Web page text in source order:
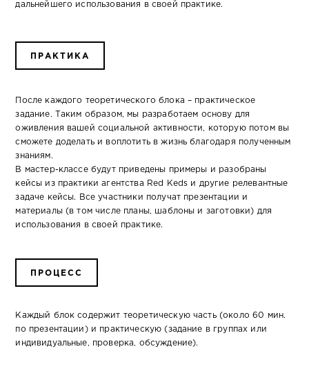
дальнейшего использования в своей практике.
ПРАКТИКА
После каждого теоретического блока – практическое
задание. Таким образом, мы разработаем основу для
оживления вашей социальной активности, которую потом вы
сможете доделать и воплотить в жизнь благодаря полученным
знаниям.
В мастер-классе будут приведены примеры и разобраны
кейсы из практики агентства Red Keds и другие релевантные
задаче кейсы. Все участники получат презентации и
материалы (в том числе планы, шаблоны и заготовки) для
использования в своей практике.
ПРОЦЕСС
Каждый блок содержит теоретическую часть (около 60 мин.
по презентации) и практическую (задание в группах или
индивидуальные, проверка, обсуждение).